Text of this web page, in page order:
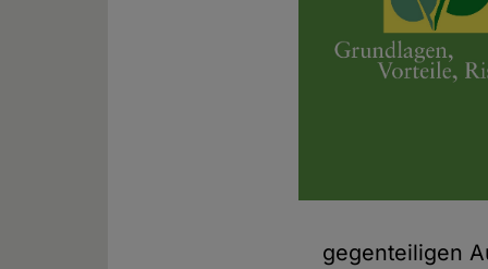
gegenteiligen